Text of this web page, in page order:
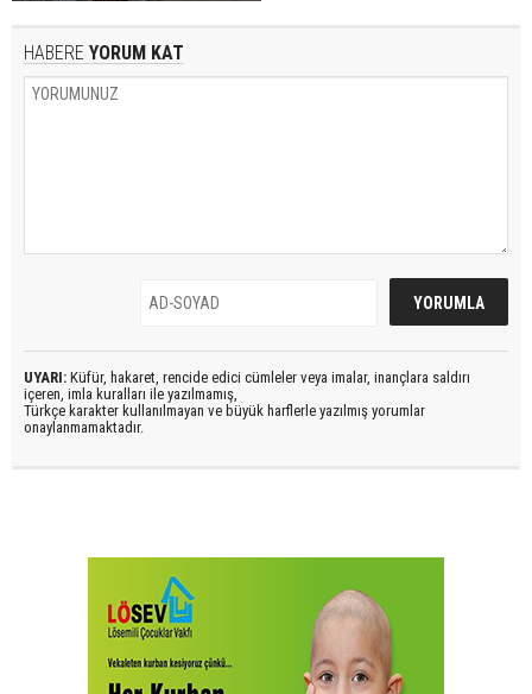
HABERE YORUM KAT
UYARI: Küfür, hakaret, rencide edici cümleler veya imalar, inançlara saldırı
içeren, imla kuralları ile yazılmamış,
Türkçe karakter kullanılmayan ve büyük harflerle yazılmış yorumlar
onaylanmamaktadır.